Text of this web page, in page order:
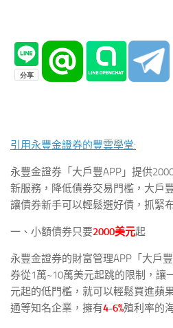
引用永豐金證券的豐雲學堂:
永豐金證券「大戶豐APP」提供
新服務，降低債券交易門檻，大戶
讓債券新手可以輕鬆選好債，抓緊
一、小額債券只要2000美元起
永豐金證券的財富管理APP「大戶
券從1萬~10萬美元起跳的限制，讓
元起的低門檻，就可以輕鬆買進蘋
通等知名企業，擁有4-6%殖利率的